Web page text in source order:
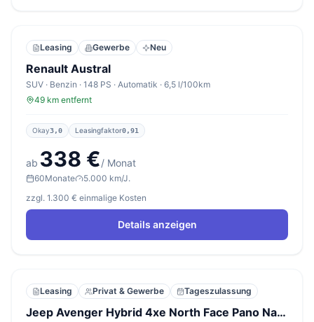
Leasing Gewerbe Neu
Renault Austral
SUV · Benzin · 148 PS · Automatik · 6,5 l/100km
49 km entfernt
Okay3,0 Leasingfaktor0,91
ab 338 €/ Monat
60Monate
5.000 km/J.
zzgl. 1.300 € einmalige Kosten
Details anzeigen
Leasing Privat & Gewerbe Tageszulassung
Jeep Avenger Hybrid 4xe North Face Pano Nav SHZ Key